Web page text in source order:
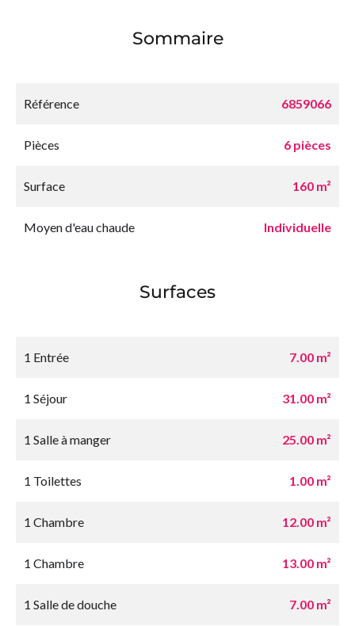
Sommaire
Référence 6859066
Pièces 6 pièces
Surface 160 m²
Moyen d'eau chaude Individuelle
Surfaces
1 Entrée 7.00 m²
1 Séjour 31.00 m²
1 Salle à manger 25.00 m²
1 Toilettes 1.00 m²
1 Chambre 12.00 m²
1 Chambre 13.00 m²
1 Salle de douche 7.00 m²